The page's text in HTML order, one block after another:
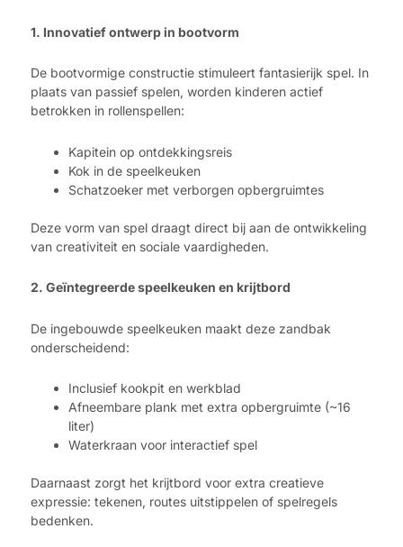
1. Innovatief ontwerp in bootvorm
De bootvormige constructie stimuleert fantasierijk spel. In
plaats van passief spelen, worden kinderen actief
betrokken in rollenspellen:
Kapitein op ontdekkingsreis
Kok in de speelkeuken
Schatzoeker met verborgen opbergruimtes
Deze vorm van spel draagt direct bij aan de ontwikkeling
van creativiteit en sociale vaardigheden.
2. Geïntegreerde speelkeuken en krijtbord
De ingebouwde speelkeuken maakt deze zandbak
onderscheidend:
Inclusief kookpit en werkblad
Afneembare plank met extra opbergruimte (~16
liter)
Waterkraan voor interactief spel
Daarnaast zorgt het krijtbord voor extra creatieve
expressie: tekenen, routes uitstippelen of spelregels
bedenken.